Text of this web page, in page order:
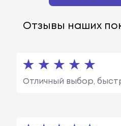
Отзывы наших
Отличный выбор,